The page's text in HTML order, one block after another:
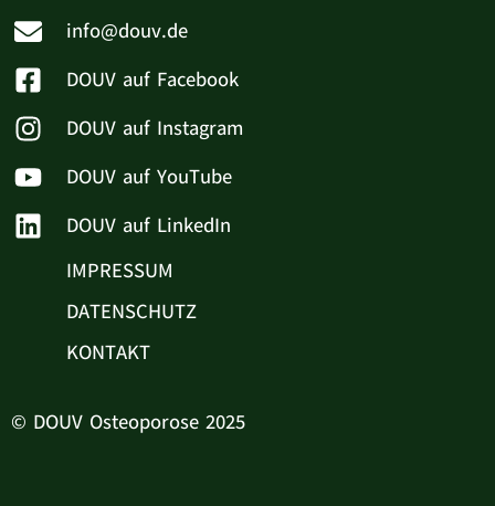
info@douv.de
DOUV auf Facebook
DOUV auf Instagram
DOUV auf YouTube
DOUV auf LinkedIn
IMPRESSUM
DATENSCHUTZ
KONTAKT
© DOUV Osteoporose 2025